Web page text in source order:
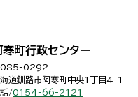
寒町行政センター
085-0292
道釧路市阿寒町中央1丁目4-1
話/0154-66-2121